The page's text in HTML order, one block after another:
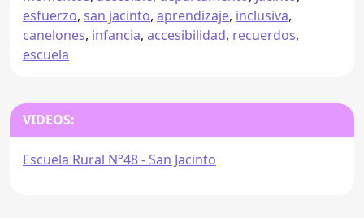
esfuerzo, san jacinto, aprendizaje, inclusiva,
canelones, infancia, accesibilidad, recuerdos,
escuela
VIDEOS:
Escuela Rural N°48 - San Jacinto